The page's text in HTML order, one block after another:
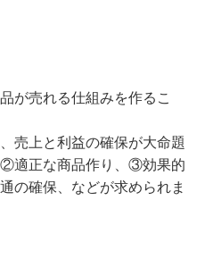
が売れる仕組みを作るこ
売上と利益の確保が大命題
適正な商品作り、③効果的
の確保、などが求められま